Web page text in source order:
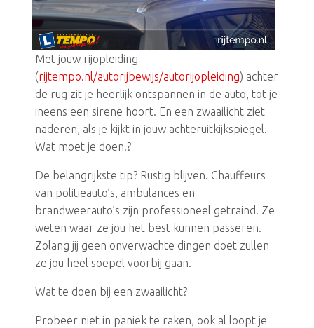
Met jouw rijopleiding
(rijtempo.nl/autorijbewijs/autorijopleiding) achter
de rug zit je heerlijk ontspannen in de auto, tot je
ineens een sirene hoort. En een zwaailicht ziet
naderen, als je kijkt in jouw achteruitkijkspiegel.
Wat moet je doen!?
De belangrijkste tip? Rustig blijven. Chauffeurs
van politieauto’s, ambulances en
brandweerauto’s zijn professioneel getraind. Ze
weten waar ze jou het best kunnen passeren.
Zolang jij geen onverwachte dingen doet zullen
ze jou heel soepel voorbij gaan.
Wat te doen bij een zwaailicht?
Probeer niet in paniek te raken, ook al loopt je